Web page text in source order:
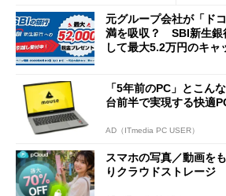
元グループ会社が「ド
満を吸収？ SBI新生銀
して最大5.2万円のキャ
「5年前のPC」とこん
台前半で実現する快適
AD（ITmedia PC USER）
スマホの写真／動画を
りクラウドストレージ